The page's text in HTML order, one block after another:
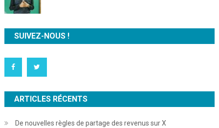
SUIVEZ-NOUS !
ARTICLES RÉCENTS
De nouvelles règles de partage des revenus sur X